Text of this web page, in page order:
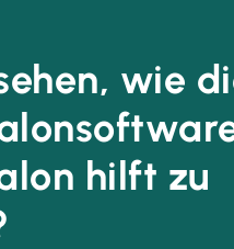
wie
hilft zu